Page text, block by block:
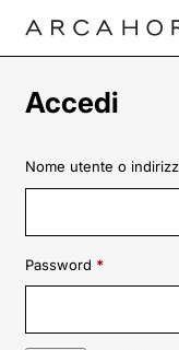
Accedi
Nome utente o
Password *Richiesto